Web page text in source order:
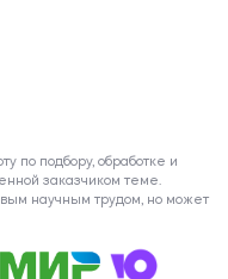
по подбору, обработке и
заказчиком теме.
научным трудом, но может